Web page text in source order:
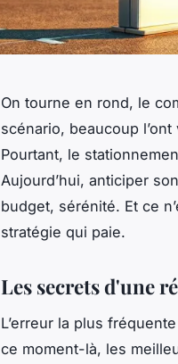
On tourne en rond, le
scénario, beaucoup
Pourtant, le
Aujourd’hui, anticiper
budget, sérénité. Et ce
stratégie qui paie.
Les secrets d'une
L’erreur la plus
ce moment-là, les